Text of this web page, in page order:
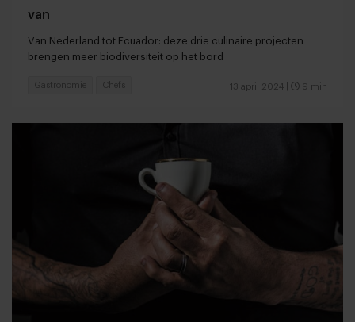
van
Van Nederland tot Ecuador: deze drie culinaire projecten
brengen meer biodiversiteit op het bord
13 april 2024 9 min
Gastronomie Chefs